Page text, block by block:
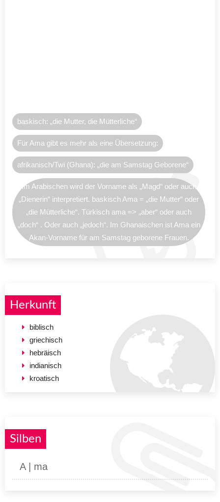
baskisch: „die Mutter, die Mütterliche“
Für Ama gibt es mehr als eine Übersetzung:
afrikanisch/Twi (Ghana): „die am Samstag Geborene“
Im Arabischen wird der Vorname als „Magd“ oder auch
„Dienerin“ interpretiert. baskisch Ama = „die Mutter“ oder
„die Mütterliche“. Türkisch ama => „aber“ oder auch
„doch“ . Oder auch „jedoch“. Im Ghanaischen ist Ama ein
Akan-Vorname für am Samstag geborene Frauen.
Herkunft
biblisch
griechisch
hebräisch
indianisch
kroatisch
Silben
A | ma